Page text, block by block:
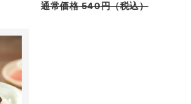
通常価格540円（税込）